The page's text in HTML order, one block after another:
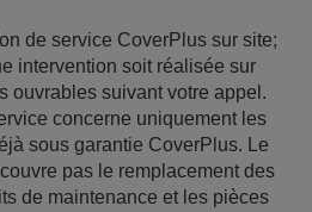
de service CoverPlus sur site;
intervention soit réalisée sur
ouvrables suivant votre appel.
concerne uniquement les
sous garantie CoverPlus. Le
pas le remplacement des
de maintenance et les pièces